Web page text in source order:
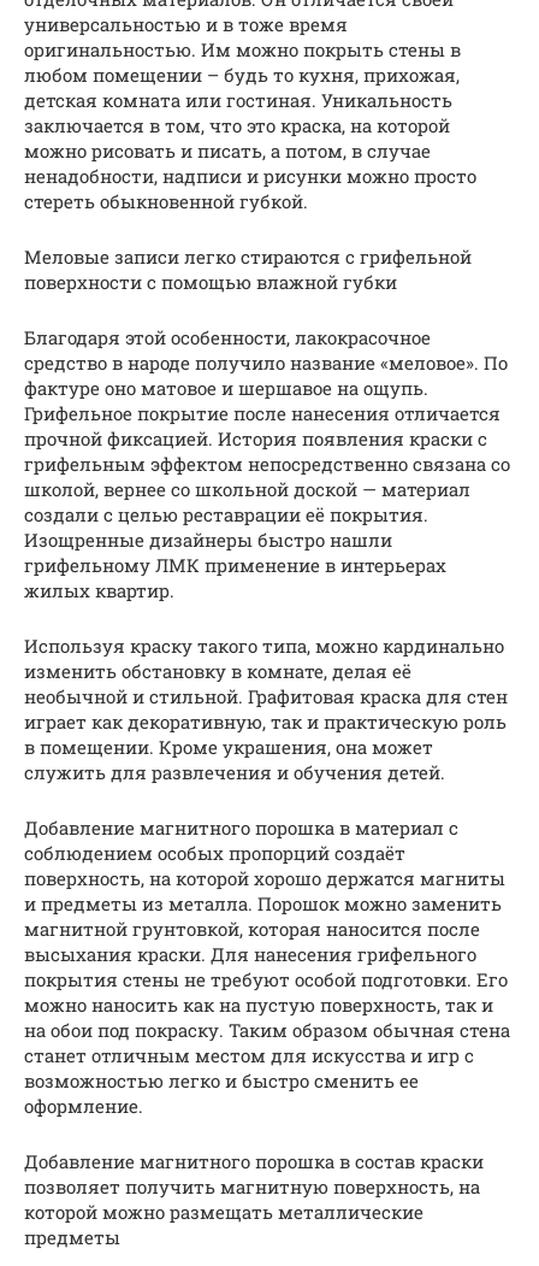
универсальностью и в тоже время
оригинальностью. Им можно покрыть стены в
любом помещении – будь то кухня, прихожая,
детская комната или гостиная. Уникальность
заключается в том, что это краска, на которой
можно рисовать и писать, а потом, в случае
ненадобности, надписи и рисунки можно просто
стереть обыкновенной губкой.
Меловые записи легко стираются с грифельной
поверхности с помощью влажной губки
Благодаря этой особенности, лакокрасочное
средство в народе получило название «меловое». По
фактуре оно матовое и шершавое на ощупь.
Грифельное покрытие после нанесения отличается
прочной фиксацией. История появления краски с
грифельным эффектом непосредственно связана со
школой, вернее со школьной доской — материал
создали с целью реставрации её покрытия.
Изощренные дизайнеры быстро нашли
грифельному ЛМК применение в интерьерах
жилых квартир.
Используя краску такого типа, можно кардинально
изменить обстановку в комнате, делая её
необычной и стильной. Графитовая краска для стен
играет как декоративную, так и практическую роль
в помещении. Кроме украшения, она может
служить для развлечения и обучения детей.
Добавление магнитного порошка в материал с
соблюдением особых пропорций создаёт
поверхность, на которой хорошо держатся магниты
и предметы из металла. Порошок можно заменить
магнитной грунтовкой, которая наносится после
высыхания краски. Для нанесения грифельного
покрытия стены не требуют особой подготовки. Его
можно наносить как на пустую поверхность, так и
на обои под покраску. Таким образом обычная стена
станет отличным местом для искусства и игр с
возможностью легко и быстро сменить ее
оформление.
Добавление магнитного порошка в состав краски
позволяет получить магнитную поверхность, на
которой можно размещать металлические
предметы